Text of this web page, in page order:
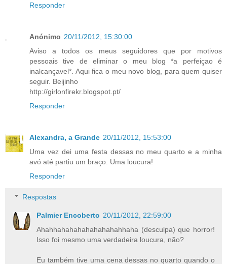
Responder
Anónimo 20/11/2012, 15:30:00
Aviso a todos os meus seguidores que por motivos
pessoais tive de eliminar o meu blog *a perfeiçao é
inalcançavel*. Aqui fica o meu novo blog, para quem quiser
seguir. Beijinho
http://girlonfirekr.blogspot.pt/
Responder
Alexandra, a Grande 20/11/2012, 15:53:00
Uma vez dei uma festa dessas no meu quarto e a minha
avó até partiu um braço. Uma loucura!
Responder
Respostas
Palmier Encoberto 20/11/2012, 22:59:00
Ahahhahahahahahahahahhaha (desculpa) que horror!
Isso foi mesmo uma verdadeira loucura, não?
Eu também tive uma cena dessas no quarto quando o